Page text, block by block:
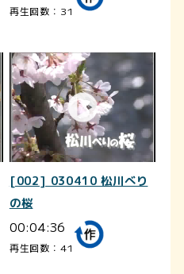
再生回数：31
[002] 030410 松川べり
の桜
00:04:36
再生回数：41